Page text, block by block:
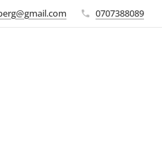
0707388089